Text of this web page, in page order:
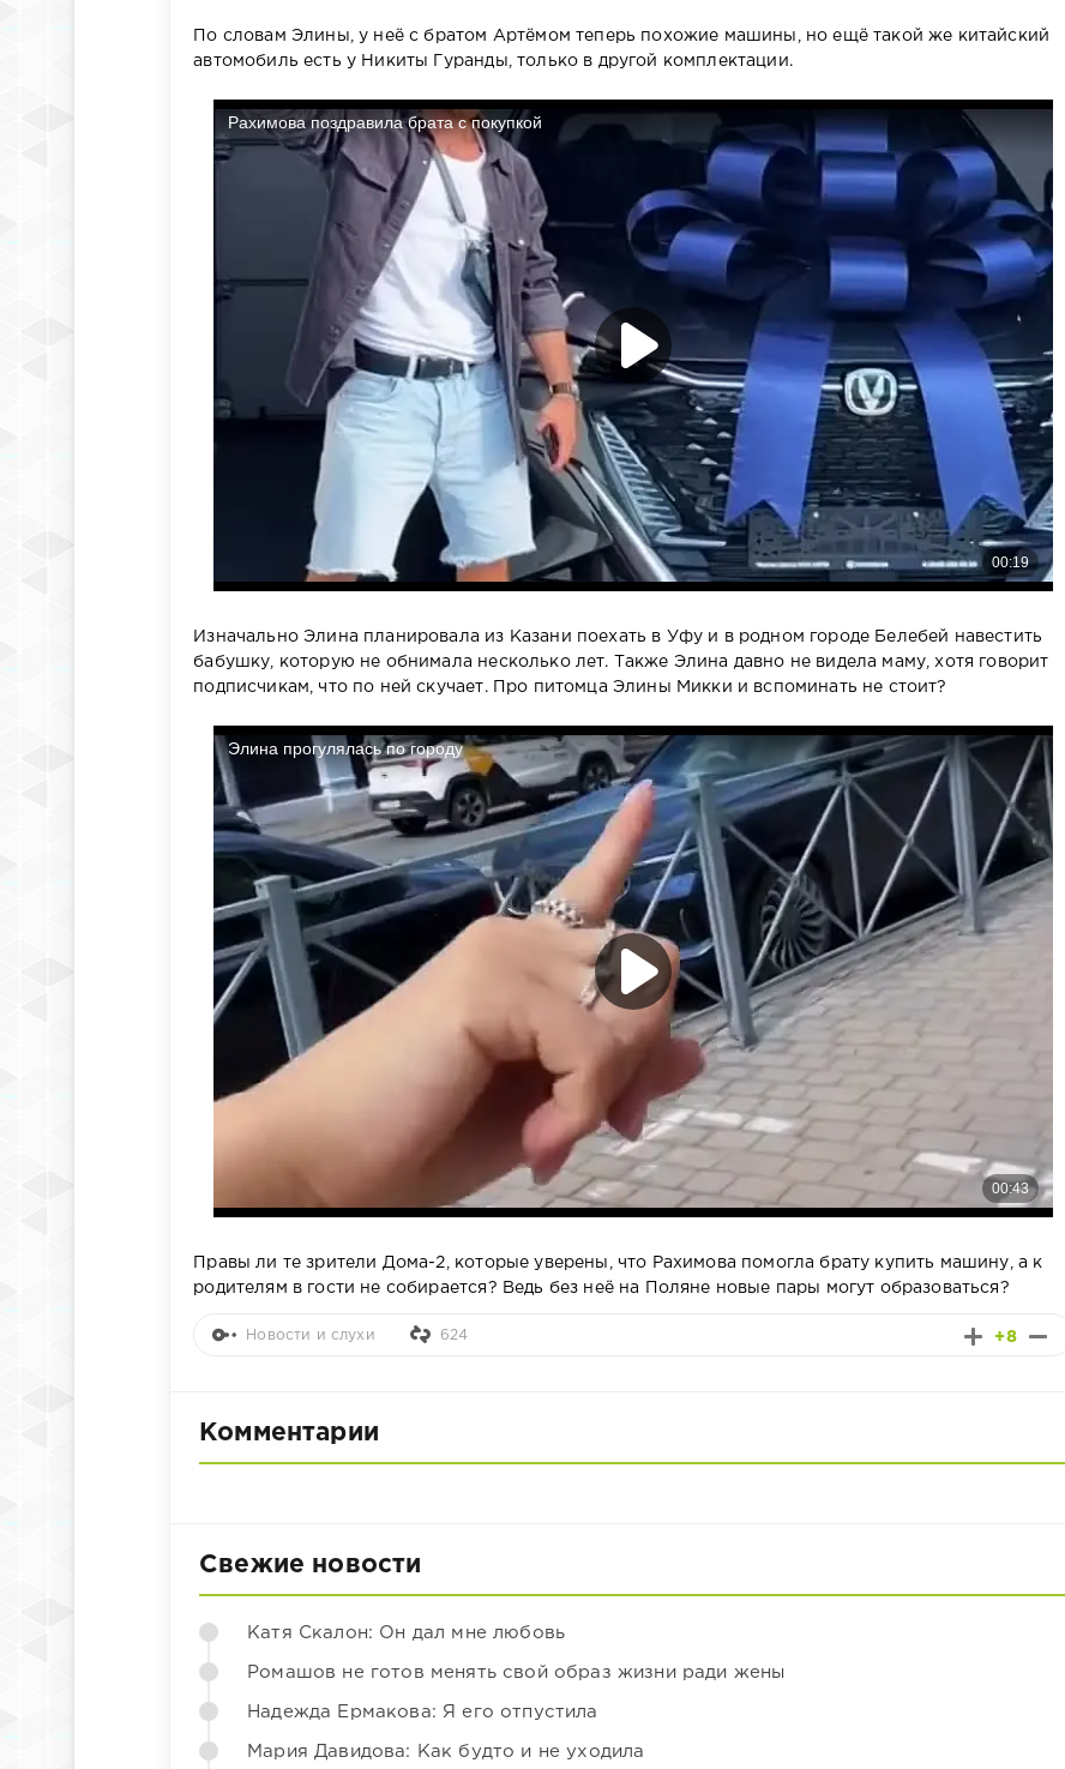
По словам Элины, у неё с братом Артёмом теперь похожие машины, но ещё такой же китайский
автомобиль есть у Никиты Гуранды, только в другой комплектации.
Изначально Элина планировала из Казани поехать в Уфу и в родном городе Белебей навестить
бабушку, которую не обнимала несколько лет. Также Элина давно не видела маму, хотя говорит
подписчикам, что по ней скучает. Про питомца Элины Микки и вспоминать не стоит?
Правы ли те зрители Дома-2, которые уверены, что Рахимова помогла брату купить машину, а к
родителям в гости не собирается? Ведь без неё на Поляне новые пары могут образоваться?
+8
Новости и слухи 624
Комментарии
Свежие новости
Катя Скалон: Он дал мне любовь
Ромашов не готов менять свой образ жизни ради жены
Надежда Ермакова: Я его отпустила
Мария Давидова: Как будто и не уходила